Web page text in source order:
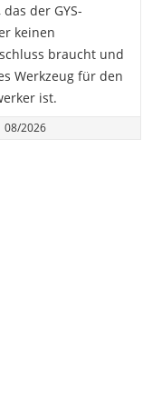
der GYS-
keinen
braucht und
Werkzeug für den
ist.
08/2026